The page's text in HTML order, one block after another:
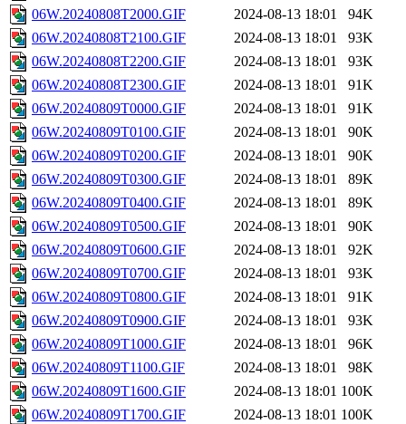
06W.20240808T2000.GIF
2024-08-13 18:01
94K
06W.20240808T2100.GIF
2024-08-13 18:01
93K
06W.20240808T2200.GIF
2024-08-13 18:01
93K
06W.20240808T2300.GIF
2024-08-13 18:01
91K
06W.20240809T0000.GIF
2024-08-13 18:01
91K
06W.20240809T0100.GIF
2024-08-13 18:01
90K
06W.20240809T0200.GIF
2024-08-13 18:01
90K
06W.20240809T0300.GIF
2024-08-13 18:01
89K
06W.20240809T0400.GIF
2024-08-13 18:01
89K
06W.20240809T0500.GIF
2024-08-13 18:01
90K
06W.20240809T0600.GIF
2024-08-13 18:01
92K
06W.20240809T0700.GIF
2024-08-13 18:01
93K
06W.20240809T0800.GIF
2024-08-13 18:01
91K
06W.20240809T0900.GIF
2024-08-13 18:01
93K
06W.20240809T1000.GIF
2024-08-13 18:01
96K
06W.20240809T1100.GIF
2024-08-13 18:01
98K
06W.20240809T1600.GIF
2024-08-13 18:01 100K
06W.20240809T1700.GIF
2024-08-13 18:01 100K